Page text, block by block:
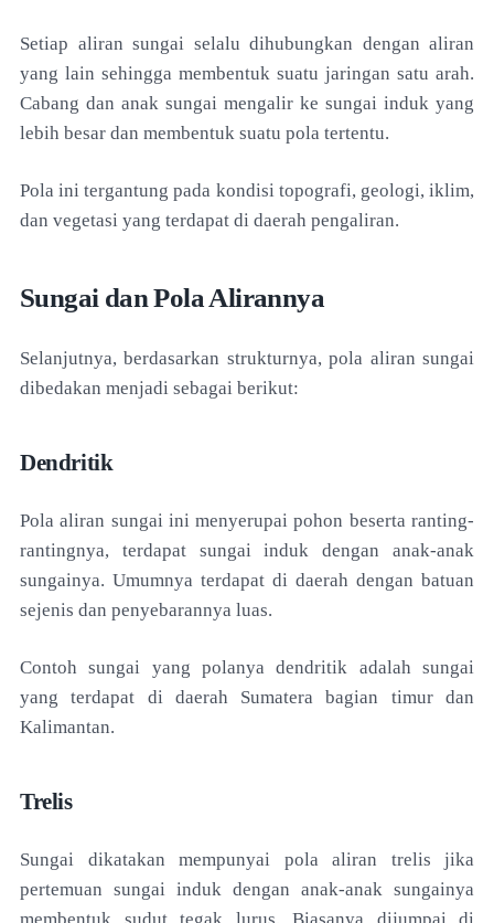
Setiap aliran sungai selalu dihubungkan dengan aliran
yang lain sehingga membentuk suatu jaringan satu arah.
Cabang dan anak sungai mengalir ke sungai induk yang
lebih besar dan membentuk suatu pola tertentu.
Pola ini tergantung pada kondisi topografi, geologi, iklim,
dan vegetasi yang terdapat di daerah pengaliran.
Sungai dan Pola Alirannya
Selanjutnya, berdasarkan strukturnya, pola aliran sungai
dibedakan menjadi sebagai berikut:
Dendritik
Pola aliran sungai ini menyerupai pohon beserta ranting-
rantingnya, terdapat sungai induk dengan anak-anak
sungainya. Umumnya terdapat di daerah dengan batuan
sejenis dan penyebarannya luas.
Contoh sungai yang polanya dendritik adalah sungai
yang terdapat di daerah Sumatera bagian timur dan
Kalimantan.
Trelis
Sungai dikatakan mempunyai pola aliran trelis jika
pertemuan sungai induk dengan anak-anak sungainya